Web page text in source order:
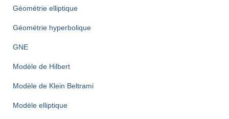
Géométrie elliptique
Géométrie hyperbolique
GNE
Modèle de Hilbert
Modèle de Klein Beltrami
Modèle elliptique